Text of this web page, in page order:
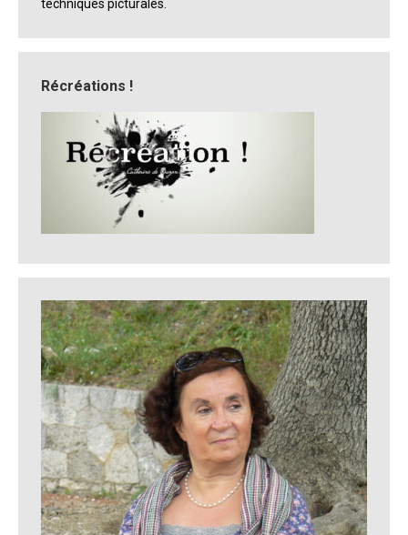
techniques picturales.
Récréations !